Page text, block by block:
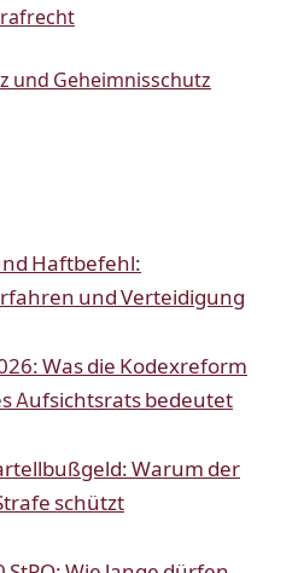
und Geheimnisschutz
Haftbefehl:
und Verteidigung
Was die Kodexreform
Aufsichtsrats bedeutet
Warum der
schützt